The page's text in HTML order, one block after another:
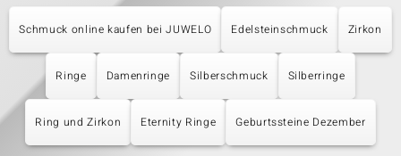
Schmuck online kaufen bei JUWELO Edelsteinschmuck Zirkon
Ringe Damenringe Silberschmuck Silberringe
Ring und Zirkon Eternity Ringe Geburtssteine Dezember